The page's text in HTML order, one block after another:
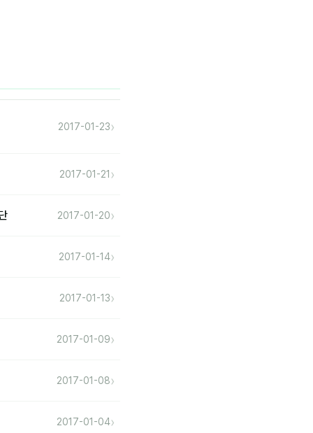
2017-01-23›
2017-01-21 ›
2017-01-20›
2017-01-14›
2017-01-13›
2017-01-09›
2017-01-08›
2017-01-04›